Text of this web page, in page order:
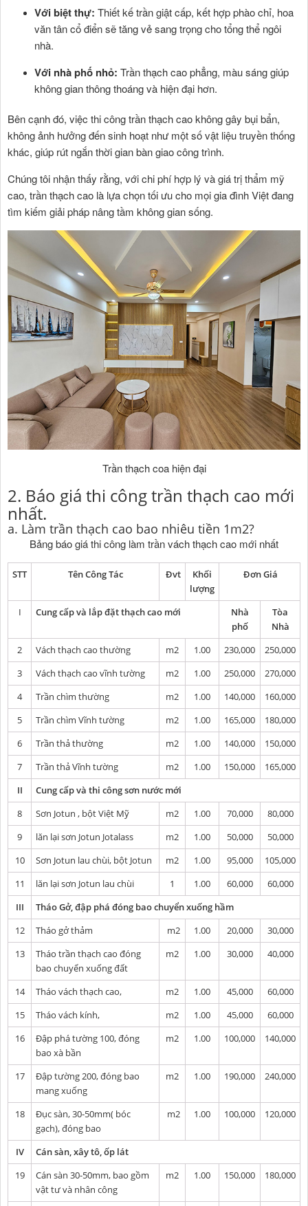
Với biệt thự: Thiết kế trần giật cấp, kết hợp phào chỉ, hoa
văn tân cổ điển sẽ tăng vẻ sang trọng cho tổng thể ngôi
nhà.
Với nhà phố nhỏ: Trần thạch cao phẳng, màu sáng giúp
không gian thông thoáng và hiện đại hơn.
Bên cạnh đó, việc thi công trần thạch cao không gây bụi bẩn,
không ảnh hưởng đến sinh hoạt như một số vật liệu truyền thống
khác, giúp rút ngắn thời gian bàn giao công trình.
Chúng tôi nhận thấy rằng, với chi phí hợp lý và giá trị thẩm mỹ
cao, trần thạch cao là lựa chọn tối ưu cho mọi gia đình Việt đang
tìm kiếm giải pháp nâng tầm không gian sống.
Trần thạch coa hiện đại
2. Báo giá thi công trần thạch cao mới
nhất.
a. Làm trần thạch cao bao nhiêu tiền 1m2?
Bảng báo giá thi công làm trần vách thạch cao mới nhất
STT Tên Công Tác Đvt
Khối
lượng
Đơn Giá
I Cung cấp và lắp đặt thạch cao mới
Nhà
phố
Tòa
Nhà
2
Vách thạch cao thường m2 1.00 230,000
250,000
3
Vách thạch cao vĩnh tường m2 1.00 250,000
270,000
4
Trần chìm thường m2 1.00 140,000
160,000
5
Trần chìm Vĩnh tường m2 1.00 165,000
180,000
6
Trần thả thường m2 1.00 140,000
150,000
7
Trần thả Vĩnh tường m2 1.00 150,000
165,000
II
Cung cấp và thi công sơn nước mới
8
Sơn Jotun , bột Việt Mỹ m2 1.00 70,000
80,000
9
lăn lại sơn Jotun Jotalass m2 1.00 50,000
50,000
10
Sơn Jotun lau chùi, bột Jotun m2 1.00 95,000
105,000
11
lăn lại sơn Jotun lau chùi 1 1.00 60,000
60,000
III
Tháo Gở, đập phá đóng bao chuyển xuống hầm
12
Tháo gở thảm m2 1.00 20,000
30,000
13
Tháo trần thạch cao đóng
bao chuyển xuống đất
m2 1.00 30,000 40,000
14 Tháo vách thạch cao, m2 1.00 45,000
60,000
15
Tháo vách kính, m2 1.00 45,000
60,000
16
Đập phá tường 100, đóng
bao xà bần
m2 1.00 100,000 140,000
17
Đập tường 200, đóng bao
mang xuống
m2 1.00 190,000 240,000
18
Đục sàn, 30-50mm( bóc
gạch), đóng bao
m2 1.00 100,000 120,000
IV
Cán sàn, xây tô, ốp lát
19
Cán sàn 30-50mm, bao gồm
vật tư và nhân công
m2 1.00 150,000 180,000